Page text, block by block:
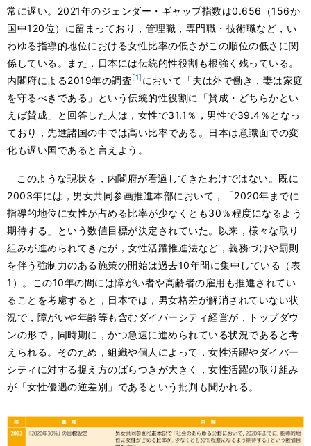
常に遅い。2021年のジェンダー・ギャップ指数は0.656（156か
国中120位）に留まっており，管理職，専門職・技術職など，い
わゆる指導的地位における女性比率の低さがこの順位の低さに関
係している。また，日本には伝統的性役割も根強く残っている。
内閣府による2019年の調査 [1] において「夫は外で働き，妻は家庭
を守るべきである」という伝統的性役割に「賛成・どちらかとい
えば賛成」と回答した人は，女性で31.1％，男性で39.4％となっ
ており，先進諸国の中では高い比率である。日本は意識面での変
化も遅い国であると言えよう。
このような現状を，内閣府が看過してきたわけではない。既に
2003年には，男女共同参画推進本部において，「2020年までに
指導的地位に女性が占める比率が少なくとも30％程度になるよう
期待する」という数値目標が決定されていた。以来，様々な取り
組みが進められてきたが，女性活躍推進法など，義務づけや罰則
を伴う強制力のある施策の開始は過去10年間に集中している（表
1）。この10年の間には障がい者や高齢者の雇用も推進されてい
ることを考慮すると，日本では，男女格差が解消されていない状
況で，障がいや年齢等も含むダイバーシティ経営が，トップダウ
ンの形で，同時期に，かつ急速に進められている状況であると考
えられる。そのため，組織や個人によって，女性活躍やダイバー
シティに対する捉え方のばらつきが大きく，女性活躍の取り組み
が「女性優遇の逆差別」であるという批判も聞かれる。